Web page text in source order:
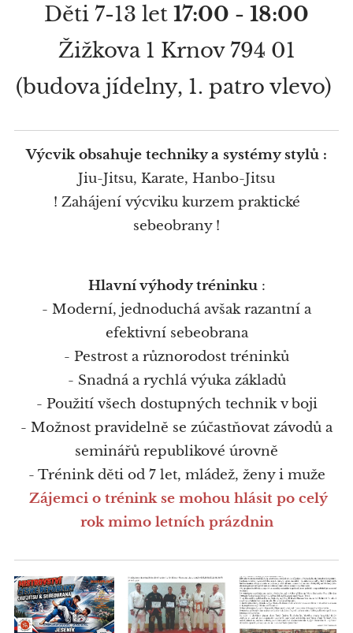
Děti 7-13 let 17:00 - 18:00
Žižkova 1 Krnov 794 01
(budova jídelny, 1. patro vlevo)
Výcvik obsahuje techniky a systémy stylů :
Jiu-Jitsu, Karate, Hanbo-Jitsu
! Zahájení výcviku kurzem praktické
sebeobrany !
Hlavní výhody tréninku :
- Moderní, jednoduchá avšak razantní a
efektivní sebeobrana
- Pestrost a různorodost tréninků
- Snadná a rychlá výuka základů
- Použití všech dostupných technik v boji
- Možnost pravidelně se zúčastňovat závodů a
seminářů republikové úrovně
- Trénink děti od 7 let, mládež, ženy i muže
Zájemci o trénink se mohou hlásit po celý
rok mimo letních prázdnin